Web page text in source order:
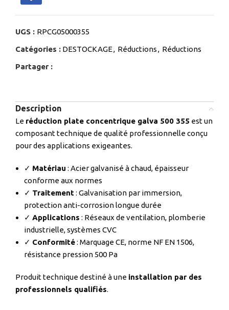
UGS : RPCG05000355
Catégories : DESTOCKAGE, Réductions, Réductions
Partager :
Description
Le réduction plate concentrique galva 500 355 est un
composant technique de qualité professionnelle conçu
pour des applications exigeantes.
✓ Matériau : Acier galvanisé à chaud, épaisseur
conforme aux normes
✓ Traitement: Galvanisation par immersion,
protection anti-corrosion longue durée
✓ Applications : Réseaux de ventilation, plomberie
industrielle, systèmes CVC
✓ Conformité: Marquage CE, norme NF EN 1506,
résistance pression 500 Pa
Produit technique destiné à une installation par des
professionnels qualifiés.